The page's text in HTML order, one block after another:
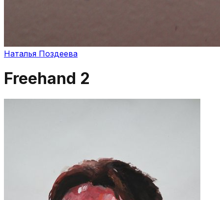
Наталья Поздеева
Freehand 2